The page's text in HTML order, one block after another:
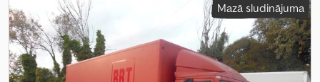
Mazā sludinājuma